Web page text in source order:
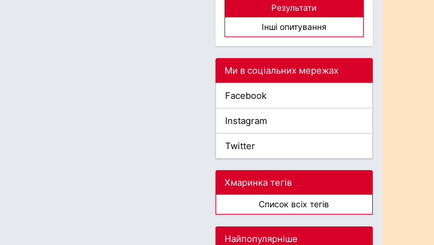
Результати
Інші опитування
Ми в соціальних мережах
Facebook
Instagram
Twitter
Хмаринка тегів
Список всіх тегів
Найпопулярніше